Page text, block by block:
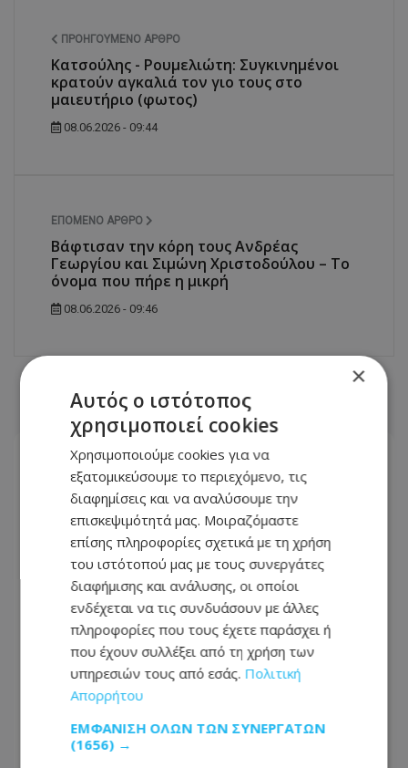
ΠΡΟΗΓΟΎΜΕΝΟ ΆΡΘΡΟ
Κατσούλης - Ρουμελιώτη: Συγκινημένοι
κρατούν αγκαλιά τον γιο τους στο
μαιευτήριο (φωτος)
08.06.2026 - 09:44
ΕΠΌΜΕΝΟ ΆΡΘΡΟ
Βάφτισαν την κόρη τους Ανδρέας
Γεωργίου και Σιμώνη Χριστοδούλου – Το
όνομα που πήρε η μικρή
08.06.2026 - 09:46
ΣΧΕΤΙΚΑ ΑΡΘΡΑ
Θλίψη σκόρπισε ο θάνατος του
οικογένειας - Φωτογραφία
×
Αυτός ο ιστότοπος
χρησιμοποιεί cookies
Χρησιμοποιούμε cookies για να
εξατομικεύσουμε το περιεχόμενο, τις
διαφημίσεις και να αναλύσουμε την
επισκεψιμότητά μας. Μοιραζόμαστε
επίσης πληροφορίες σχετικά με τη χρήση
του ιστότοπού μας με τους συνεργάτες
διαφήμισης και ανάλυσης, οι οποίοι
ενδέχεται να τις συνδυάσουν με άλλες
πληροφορίες που τους έχετε παράσχει ή
που έχουν συλλέξει από τη χρήση των
υπηρεσιών τους από εσάς. Πολιτική
Απορρήτου
ΕΜΦΆΝΙΣΗ ΌΛΩΝ ΤΩΝ ΣΥΝΕΡΓΑΤΏΝ
(1656) →